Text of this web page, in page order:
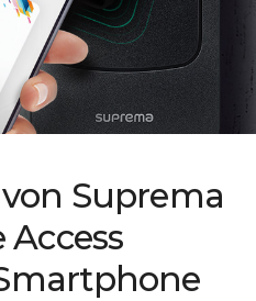
Suprema
Access